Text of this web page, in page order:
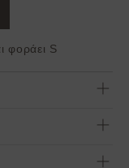
φοράει S